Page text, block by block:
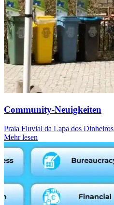
Community-Neuigkeiten
Praia Fluvial da Lapa dos Dinheiros
Mehr lesen